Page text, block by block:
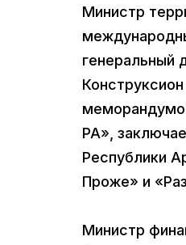
Министр
генеральный
РА»,
Республики
Проже» и
Министр